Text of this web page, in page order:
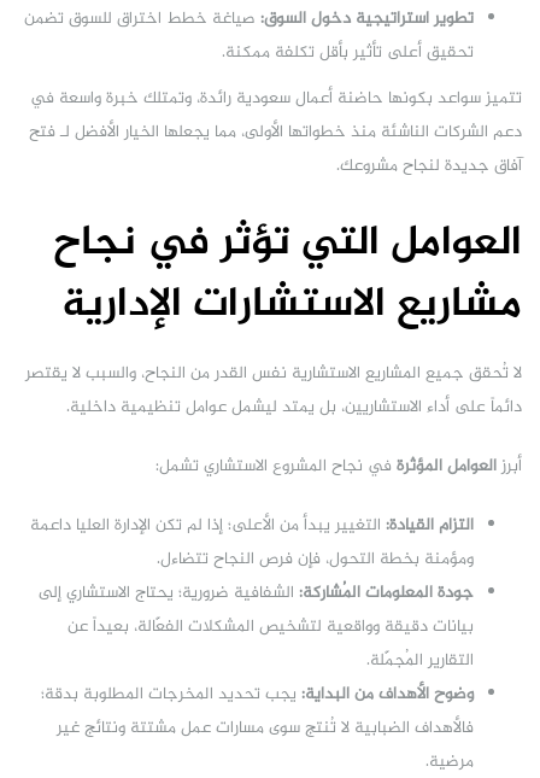
تطوير استراتيجية دخول السوق: صياغة خطط اختراق للسوق تضمن
تحقيق أعلى تأثير بأقل تكلفة ممكنة.
تتميز سواعد بكونها حاضنة أعمال سعودية رائدة، وتمتلك خبرة واسعة في
دعم الشركات الناشئة منذ خطواتها الأولى، مما يجعلها الخيار الأفضل لـ فتح
آفاق جديدة لنجاح مشروعك.
العوامل التي تؤثر في نجاح
مشاريع الاستشارات الإدارية
لا تُحقق جميع المشاريع الاستشارية نفس القدر من النجاح، والسبب لا يقتصر
دائماً على أداء الاستشاريين، بل يمتد ليشمل عوامل تنظيمية داخلية.
أبرزالعوامل المؤثرة في نجاح المشروع الاستشاري تشمل:
التزام القيادة: التغيير يبدأ من الأعلى؛ إذا لم تكن الإدارة العليا داعمة
ومؤمنة بخطة التحول، فإن فرص النجاح تتضاءل.
جودة المعلومات المُشاركة: الشفافية ضرورية؛ يحتاج الاستشاري إلى
بيانات دقيقة وواقعية لتشخيص المشكلات الفعّالة، بعيداً عن
التقارير المُجمّلة.
وضوح الأهداف من البداية: يجب تحديد المخرجات المطلوبة بدقة؛
فالأهداف الضبابية لا تُنتج سوى مسارات عمل مشتتة ونتائج غير
مرضية.